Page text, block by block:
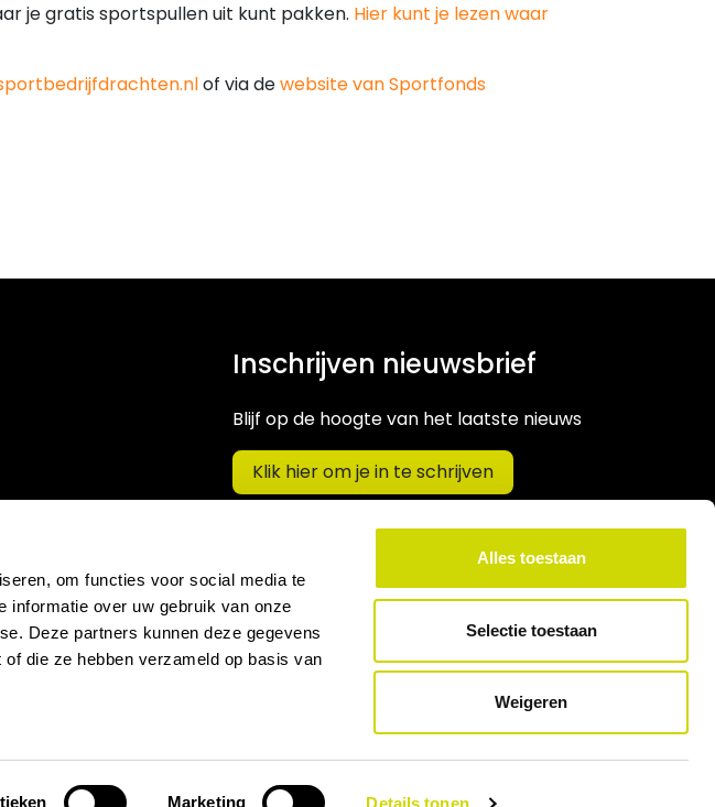
om functies voor social media te
informatie over uw gebruik van onze
Deze partners kunnen deze gegevens
die ze hebben verzameld op basis van
Marketing Details tonen
Alles toestaan
Selectie toestaan
Weigeren
je gratis sportspullen uit kunt pakken. Hier kunt je lezen waar
of via dewebsite van Sportfonds
Inschrijven nieuwsbrief
Blijf op de hoogte van het laatste nieuws
Klik hier om je in te schrijven
Powered byDataduiker